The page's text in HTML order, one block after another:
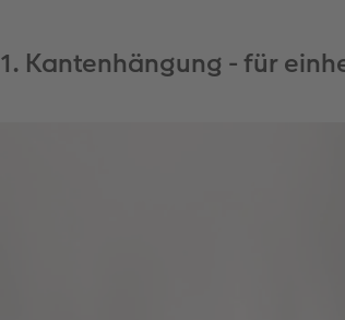
1. Kantenhängung - für